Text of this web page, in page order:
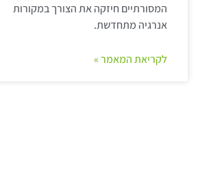
המסורתיים חיזקה את הצורך במקורות
אנרגיה מתחדשת.
לקריאת המאמר »